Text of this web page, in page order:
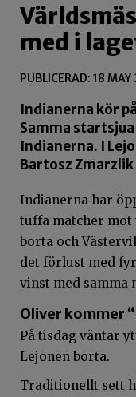
med i
PUBLICERAD: 18
Indianerna kör
Samma
Indianerna. I
Bartosz Zmarzlik
Indianerna har
tuffa matcher mot
borta och
det förlust med
vinst med samma
Oliver kommer
På tisdag väntar
Lejonen borta.
Traditionellt sett